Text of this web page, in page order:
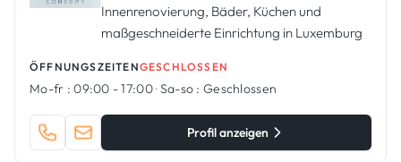
Innenrenovierung, Bäder, Küchen und
maßgeschneiderte Einrichtung in Luxemburg
ÖFFNUNGSZEITENGESCHLOSSEN
Mo-fr : 09:00 - 17:00·Sa-so : Geschlossen
Profil anzeigen